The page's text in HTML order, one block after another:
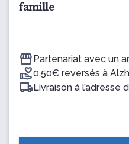
famille
Partenariat avec un
0,50€ reversés à
Livraison à l’adresse